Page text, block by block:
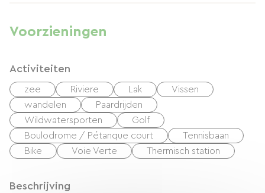
Voorzieningen
Activiteiten
zee Riviere Lak
Vissen
wandelen
Paardrijden
Wildwatersporten
Golf
Boulodrome / Pétanque court
Tennisbaan
Bike
Voie Verte Thermisch station
Beschrijving